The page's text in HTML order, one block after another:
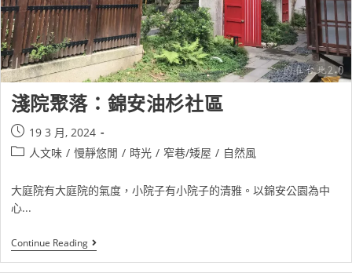
淺院聚落：錦安油杉社區
19 3 月, 2024
人文味 / 慢靜悠閒 / 時光 / 窄巷/矮屋 / 自然風
大庭院有大庭院的氣度，小院子有小院子的清雅。以錦安公園為中
心...
Continue Reading